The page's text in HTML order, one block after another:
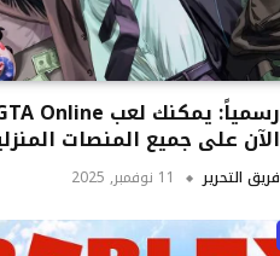
الآن على جميع المنصات
فريق التحرير 11 نوفمبر, 2025